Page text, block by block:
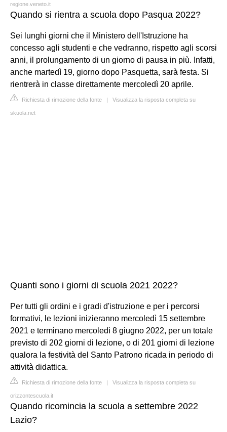
regione.veneto.it
Quando si rientra a scuola dopo Pasqua 2022?
Sei lunghi giorni che il Ministero dell'Istruzione ha
concesso agli studenti e che vedranno, rispetto agli scorsi
anni, il prolungamento di un giorno di pausa in più. Infatti,
anche martedì 19, giorno dopo Pasquetta, sarà festa. Si
rientrerà in classe direttamente mercoledì 20 aprile.
Richiesta di rimozione della fonte | Visualizza la risposta completa su
skuola.net
Quanti sono i giorni di scuola 2021 2022?
Per tutti gli ordini e i gradi d'istruzione e per i percorsi
formativi, le lezioni inizieranno mercoledì 15 settembre
2021 e terminano mercoledì 8 giugno 2022, per un totale
previsto di 202 giorni di lezione, o di 201 giorni di lezione
qualora la festività del Santo Patrono ricada in periodo di
attività didattica.
Richiesta di rimozione della fonte | Visualizza la risposta completa su
orizzontescuola.it
Quando ricomincia la scuola a settembre 2022
Lazio?